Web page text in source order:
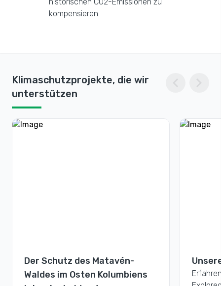
kompensieren.
Klimaschutzprojekte, die wir
unterstützen
Der Schutz des Matavén-
Waldes im Osten Kolumbiens